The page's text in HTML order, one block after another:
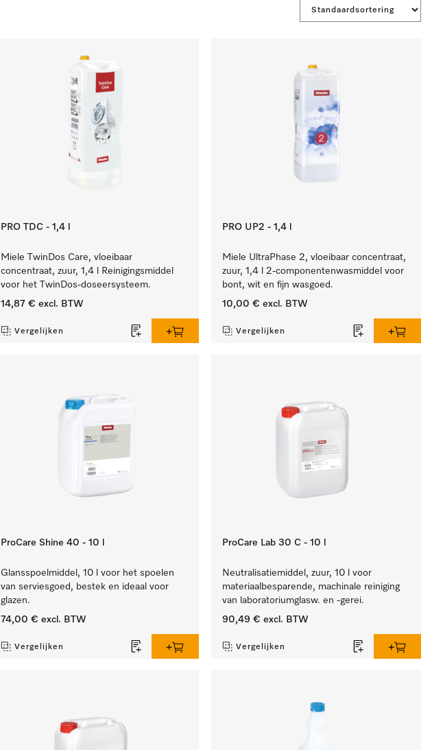
PRO TDC - 1,4 l
Miele TwinDos Care, vloeibaar
concentraat, zuur, 1,4 l Reinigingsmiddel
voor het TwinDos-doseersysteem.
14,87 € excl. BTW
Vergelijken
PRO UP2 - 1,4 l
Miele UltraPhase 2, vloeibaar concentraat,
zuur, 1,4 l 2-componentenwasmiddel voor
bont, wit en fijn wasgoed.
10,00 € excl. BTW
Vergelijken
ProCare Shine 40 - 10 l
Glansspoelmiddel, 10 l voor het spoelen
van serviesgoed, bestek en ideaal voor
glazen.
74,00 € excl. BTW
Vergelijken
ProCare Lab 30 C - 10 l
Neutralisatiemiddel, zuur, 10 l voor
materiaalbesparende, machinale reiniging
van laboratoriumglasw. en -gerei.
90,49 € excl. BTW
Vergelijken